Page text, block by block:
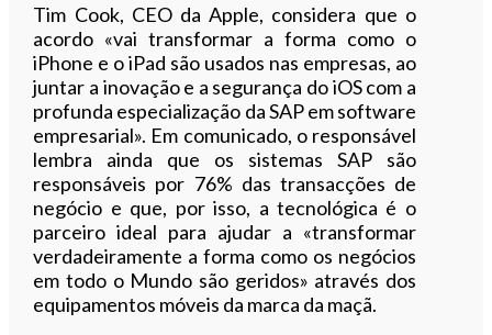
Tim Cook, CEO da Apple, considera que o
acordo «vai transformar a forma como o
iPhone e o iPad são usados nas empresas, ao
juntar a inovação e a segurança do iOS com a
profunda especialização da SAP em software
empresarial». Em comunicado, o responsável
lembra ainda que os sistemas SAP são
responsáveis por 76% das transacções de
negócio e que, por isso, a tecnológica é o
parceiro ideal para ajudar a «transformar
verdadeiramente a forma como os negócios
em todo o Mundo são geridos» através dos
equipamentos móveis da marca da maçã.